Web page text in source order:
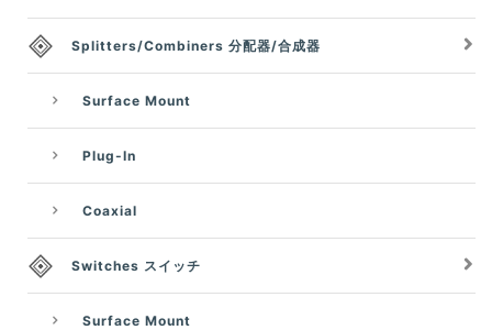
Splitters/Combiners 分配器/合成器
Surface Mount
Plug-In
Coaxial
Switches スイッチ
Surface Mount